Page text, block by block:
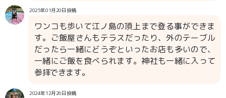
2025年01月20日投稿
ワンコも歩いて江ノ島の頂上まで登る事ができま
す。ご飯屋さんもテラスだったり、外のテーブル
だったら一緒にどうぞといったお店も多いので、
一緒にご飯を食べられます。神社も一緒に入って
参拝できます。
2024年12月26日投稿